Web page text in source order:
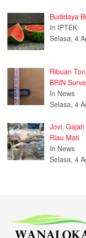
Budidaya
In IPTEK
Selasa, 4
Ribuan
BRIN
In News
Selasa, 4
Jovi,
Riau Mati
In News
Selasa, 4